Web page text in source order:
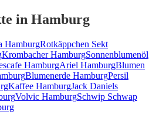
in Hamburg
HamburgRotkäppchen Sekt
Krombacher HamburgSonnenblumenöl
HamburgAriel HamburgBlumen
Blumenerde HamburgPersil
Kaffee HamburgJack Daniels
Volvic HamburgSchwip Schwap